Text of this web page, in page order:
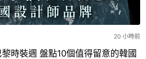
20 小時前
時裝週 盤點10個值得留意的韓國